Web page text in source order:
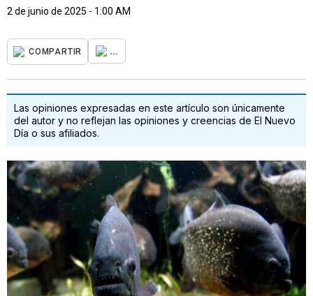
2 de junio de 2025 - 1:00 AM
COMPARTIR ...
Las opiniones expresadas en este artículo son únicamente
del autor y no reflejan las opiniones y creencias de El Nuevo
Día o sus afiliados.